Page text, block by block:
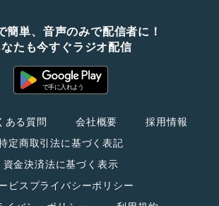
簡単、音声のみで配信者に！
たも今すぐラジオ配信
ある質問 会社概要
採用情報
定商取引法に基づく表記
資金決済法に基づく表示
ビスプライバシーポリシー